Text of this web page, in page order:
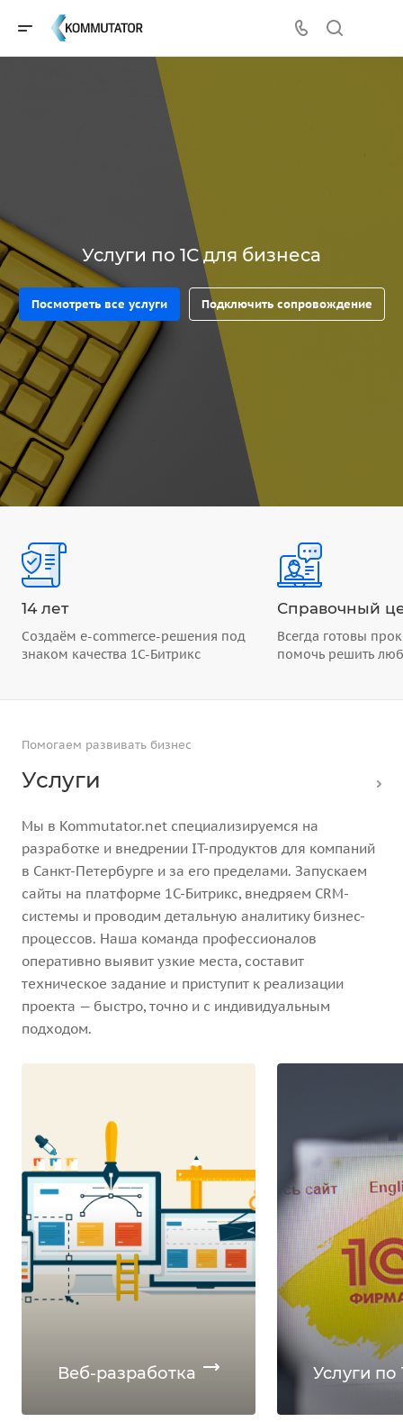
Услуги по 1С для бизнеса
Посмотреть все услуги Подключить сопровождение
14 лет
Создаём e-commerce-решения под
знаком качества 1С-Битрикс
Справочный
Всегда готовы
помочь решить
Помогаем развивать бизнес
Услуги
Мы в Kommutator.net специализируемся на
разработке и внедрении IT-продуктов для компаний
в Санкт-Петербурге и за его пределами. Запускаем
сайты на платформе 1С-Битрикс, внедряем CRM-
системы и проводим детальную аналитику бизнес-
процессов. Наша команда профессионалов
оперативно выявит узкие места, составит
техническое задание и приступит к реализации
проекта — быстро, точно и с индивидуальным
подходом.
Веб-разработка Услуги по